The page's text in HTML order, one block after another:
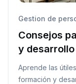
Gestion de
Consejos
y
Aprende las
formación y